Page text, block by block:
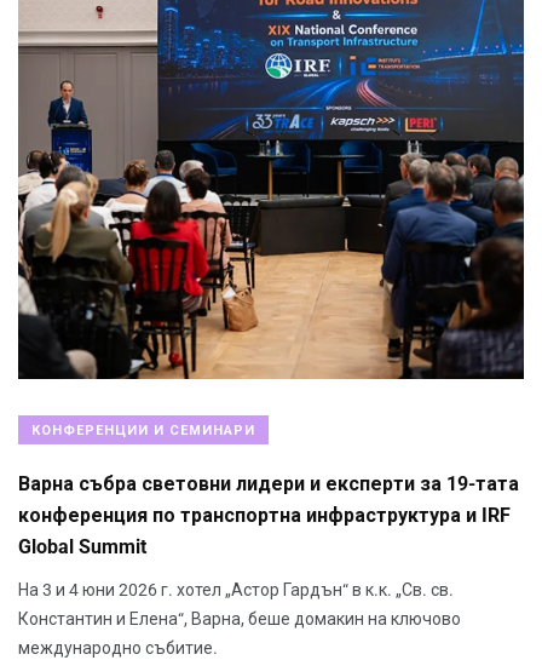
КОНФЕРЕНЦИИ И СЕМИНАРИ
Варна събра световни лидери и експерти за 19-тата
конференция по транспортна инфраструктура и IRF
Global Summit
На 3 и 4 юни 2026 г. хотел „Астор Гардън“ в к.к. „Св. св.
Константин и Елена“, Варна, беше домакин на ключово
международно събитие.